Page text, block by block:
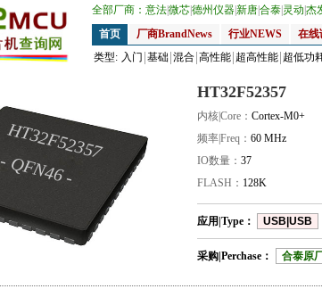
全部厂商： 意法微芯德州仪器新唐合泰 灵动 杰
首页
厂商BrandNews 行业NEWS 在线
类型: 入门 基础 混合 高性能 超高性能 超低功
HT32F52357
- QFN46 -
HT32F52357
内核|Core： Cortex-M0+
频率|Freq： 60 MHz
IO数量： 37
FLASH： 128K
应用|Type： USB|USB
采购|Perchase： 合泰原